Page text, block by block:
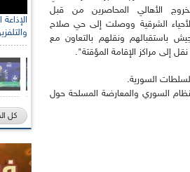
الأهالي المحاصرين من قبل
الشرقية ووصلت إلى حي صلاح
باستقبالهم ونقلهم بالتعاون مع
إلى مراكز الإقامة المؤقتة".
السورية.
السوري والمعارضة المسلحة حول
كل